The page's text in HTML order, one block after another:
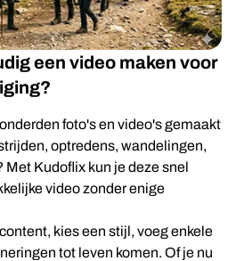
een video maken voor
foto's en video's gemaakt
optredens, wandelingen,
Met Kudoflix kun je deze snel
video zonder enige
kies een stijl, voeg enkele
tot leven komen. Of je nu